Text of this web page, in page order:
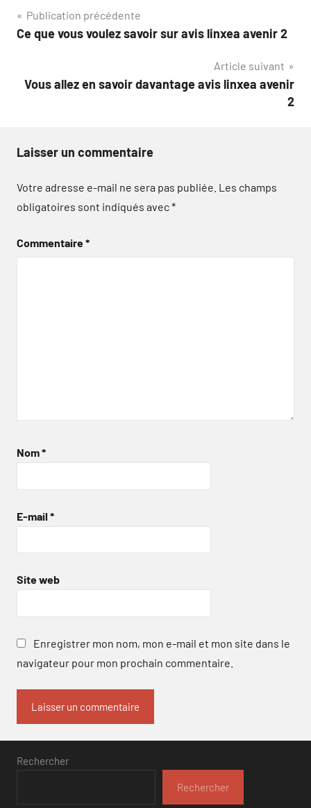
Navigation
de
Publication précédente
Ce que vous voulez savoir sur avis linxea avenir 2
Article suivant
Vous allez en savoir davantage avis linxea avenir
2
Laisser un commentaire
Votre adresse e-mail ne sera pas publiée. Les champs
obligatoires sont indiqués avec*
Commentaire*
Nom*
E-mail *
Site web
Enregistrer mon nom, mon e-mail et mon site dans le
navigateur pour mon prochain commentaire.
Rechercher
Rechercher